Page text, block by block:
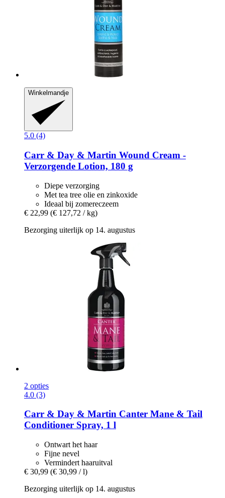
Winkelmandje
5.0 (4)
Carr & Day & Martin Wound Cream -​
Verzorgende Lotion, 180 g
Diepe verzorging
Met tea tree olie en zinkoxide
Ideaal bij zomereczeem
€ 22,99 (€ 127,72 / kg)
Bezorging uiterlijk op 14. augustus
2 opties
4.0 (3)
Carr & Day & Martin Canter Mane & Tail
Conditioner Spray, 1 l
Ontwart het haar
Fijne nevel
Vermindert haaruitval
€ 30,99 (€ 30,99 / l)
Bezorging uiterlijk op 14. augustus